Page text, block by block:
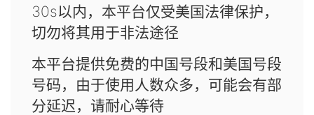
30s以内，本平台仅受美国法律保护，
切勿将其用于非法途径
本平台提供免费的中国号段和美国号段
号码，由于使用人数众多，可能会有部
分延迟，请耐心等待